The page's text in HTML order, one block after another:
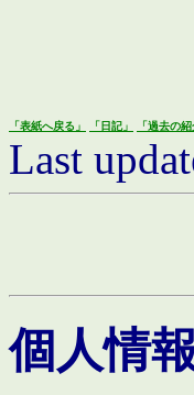
「表紙へ戻る」 「日記」 「過去の紹
Last
個人情報